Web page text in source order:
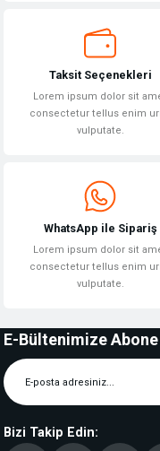
Taksit Seçenekleri
Lorem ipsum dolor sit
consectetur tellus enim
vulputate.
WhatsApp ile Sipariş
Lorem ipsum dolor sit
consectetur tellus enim
vulputate.
E-Bültenimize
Bizi Takip Edin: